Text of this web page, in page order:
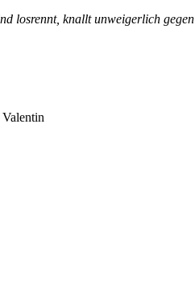
losrennt, knallt unweigerlich gegen